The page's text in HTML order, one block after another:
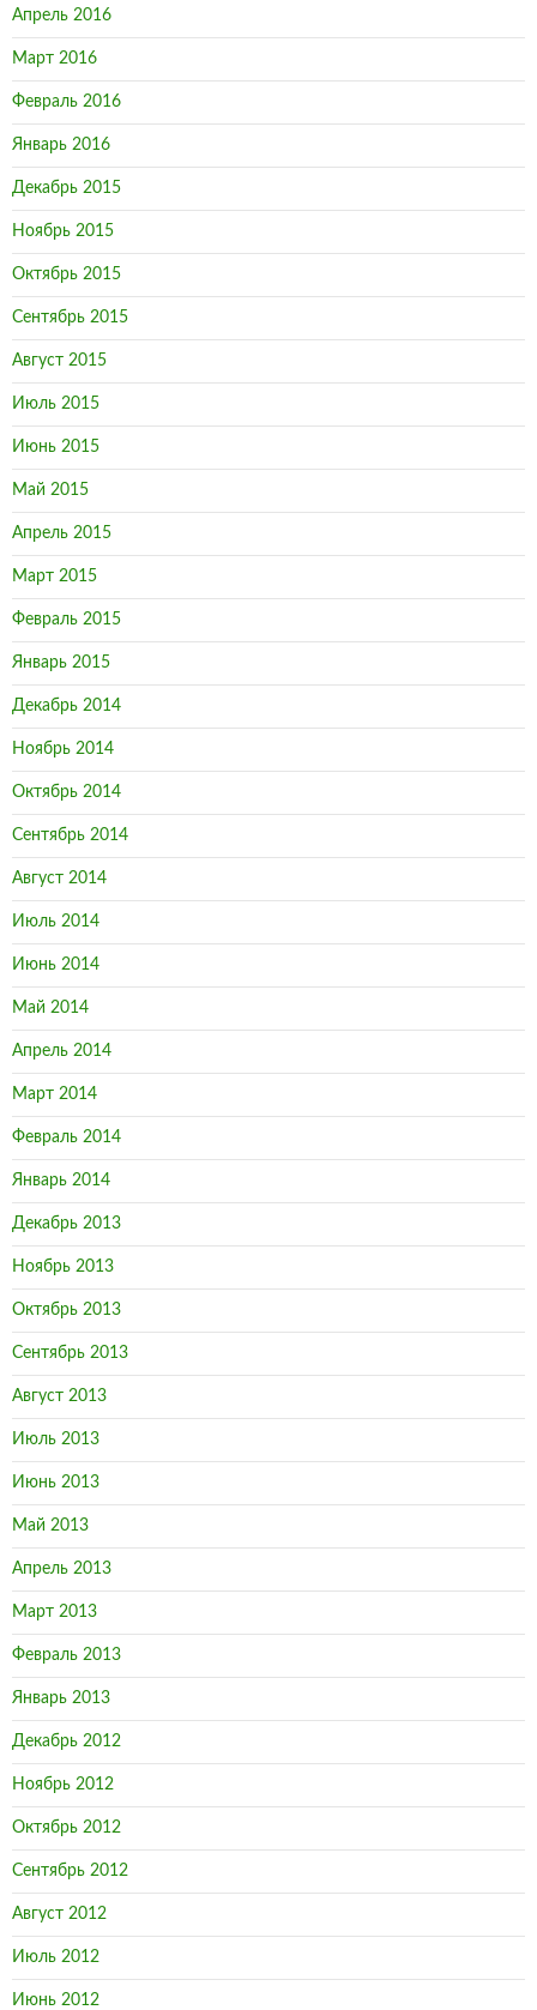
Апрель 2016
Март 2016
Февраль 2016
Январь 2016
Декабрь 2015
Ноябрь 2015
Октябрь 2015
Сентябрь 2015
Август 2015
Июль 2015
Июнь 2015
Май 2015
Апрель 2015
Март 2015
Февраль 2015
Январь 2015
Декабрь 2014
Ноябрь 2014
Октябрь 2014
Сентябрь 2014
Август 2014
Июль 2014
Июнь 2014
Май 2014
Апрель 2014
Март 2014
Февраль 2014
Январь 2014
Декабрь 2013
Ноябрь 2013
Октябрь 2013
Сентябрь 2013
Август 2013
Июль 2013
Июнь 2013
Май 2013
Апрель 2013
Март 2013
Февраль 2013
Январь 2013
Декабрь 2012
Ноябрь 2012
Октябрь 2012
Сентябрь 2012
Август 2012
Июль 2012
Июнь 2012